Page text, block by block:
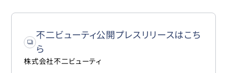
不二ビューティ公開プレスリリースはこち
ら
株式会社不二ビューティ